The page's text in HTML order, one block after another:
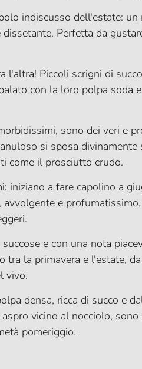
indiscusso dell'estate:
Perfetta da
l'altra! Piccoli scrigni di
con la loro polpa soda
sono dei veri e
si sposa
come il prosciutto crudo.
iniziano a fare capolino a
avvolgente e
succose e con una nota
tra la primavera e l'estate,
vivo.
densa, ricca di succo e
vicino al nocciolo,
pomeriggio.